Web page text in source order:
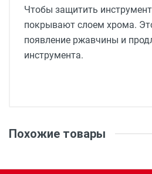
Чтобы защитить
покрывают слоем хрома.
появление ржавчины и
инструмента.
Похожие товары